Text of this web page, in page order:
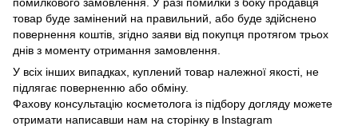
товар буде замінений на правильний, або буде здійснено
повернення коштів, згідно заяви від покупця протягом трьох
днів з моменту отримання замовлення.
У всіх інших випадках, куплений товар належної якості, не
підлягає поверненню або обміну.
Фахову консультацію косметолога із підбору догляду можете
отримати написавши нам на сторінку в Instagram